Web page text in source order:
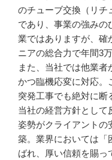
のチューブ交換（リチ
であり、事業の強みの
業ではありますが、確
ニアの総合力で年間3
また、当社では他業
かつ臨機応変に対応。
突発工事でも絶対に断
当社の経営方針として
姿勢がクライアントの
築。業界においては「
ばれ、厚い信頼を賜っ